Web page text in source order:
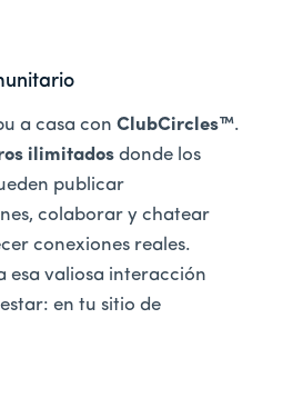
a casa con ClubCircles™.
ilimitados donde los
publicar
colaborar y chatear
conexiones reales.
esa valiosa interacción
en tu sitio de